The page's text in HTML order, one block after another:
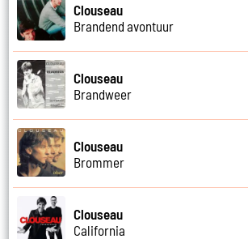
Clouseau
Brandend avontuur
Clouseau
Brandweer
Clouseau
Brommer
Clouseau
California